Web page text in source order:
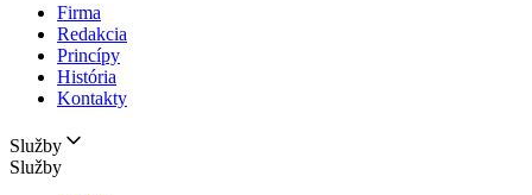
Firma
Redakcia
Princípy
História
Kontakty
Služby
Služby